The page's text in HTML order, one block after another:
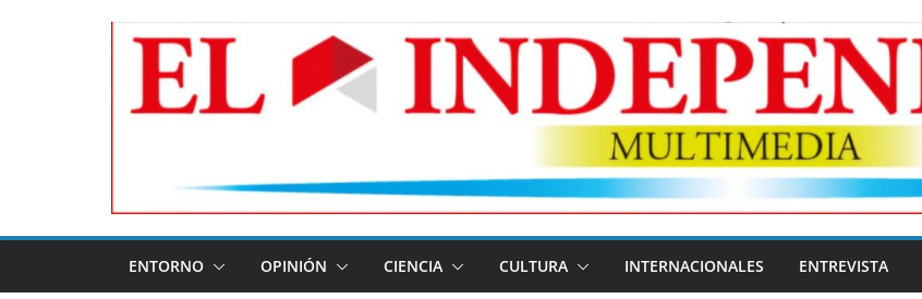
ENTORNO OPINIÓN CIENCIA CULTURA INTERNACIONALES ENTREVISTA